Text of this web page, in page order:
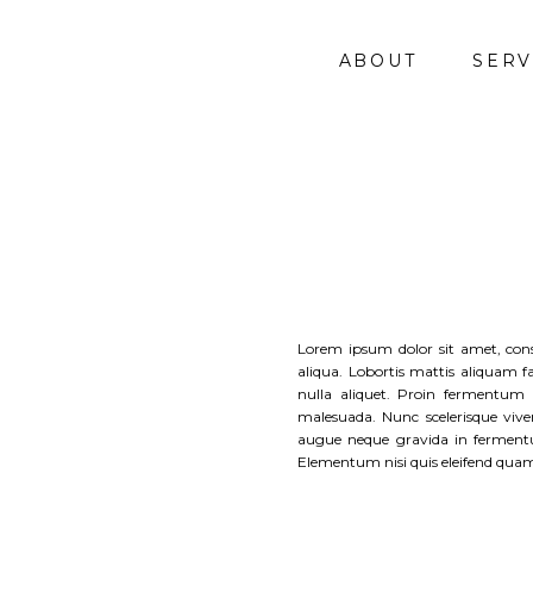
ABOUT
Lorem ipsum dolor sit amet,
aliqua. Lobortis mattis aliquam
nulla aliquet. Proin fermentum
malesuada. Nunc scelerisque
augue neque gravida in
Elementum nisi quis eleifend